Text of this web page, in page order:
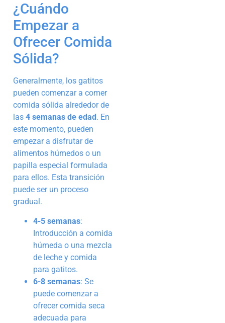
¿Cuándo
Empezar a
Ofrecer Comida
Sólida?
Generalmente, los gatitos
pueden comenzar a comer
comida sólida alrededor de
las 4 semanas de edad . En
este momento, pueden
empezar a disfrutar de
alimentos húmedos o un
papilla especial formulada
para ellos. Esta transición
puede ser un proceso
gradual.
4-5 semanas:
Introducción a comida
húmeda o una mezcla
de leche y comida
para gatitos.
6-8 semanas: Se
puede comenzar a
ofrecer comida seca
adecuada para